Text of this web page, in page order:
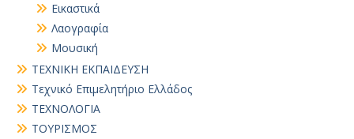
Εικαστικά
Λαογραφία
Μουσική
ΤΕΧΝΙΚΗ ΕΚΠΑΙΔΕΥΣΗ
Τεχνικό Επιμελητήριο Ελλάδος
ΤΕΧΝΟΛΟΓΙΑ
ΤΟΥΡΙΣΜΟΣ